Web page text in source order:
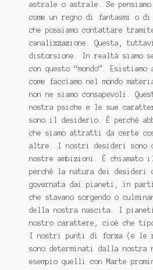
astrale o astrale. Se
come un regno di fantasmi o
che possiamo contattare
canalizzazione. Questa,
distorsione.
In realtà siamo
con questo “mondo”.
Esistiamo
come facciamo nel mondo
non ne siamo consapevoli.
nostra psiche e le sue
sono il desiderio.
È perché
che siamo attratti da certe
altre.
I nostri desideri sono
nostre ambizioni.
È chiamato
perché la natura dei desideri
governata dai pianeti, in
che stavano sorgendo o
della nostra nascita.
I
nostro carattere, cioè che tipo
I nostri punti di forza (e le
sono determinati dalla nostra
esempio quelli con Marte